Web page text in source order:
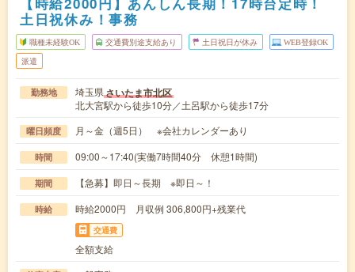
土日祝休み！事務
職種未経験OK 交通費別途支給あり 土日祝日が休み WEB登録OK
派遣
勤務地 埼玉県さいたま市北区
北大宮駅から徒歩10分／土呂駅から徒歩17分
曜日頻度 月～金（週5日） ※会社カレンダーあり
時間 09:00～17:40(実働7時間40分 休憩1時間)
期間 【急募】即日～長期 ※即日～！
時給 時給2000円 月収例 306,800円+残業代
交通費
全額支給